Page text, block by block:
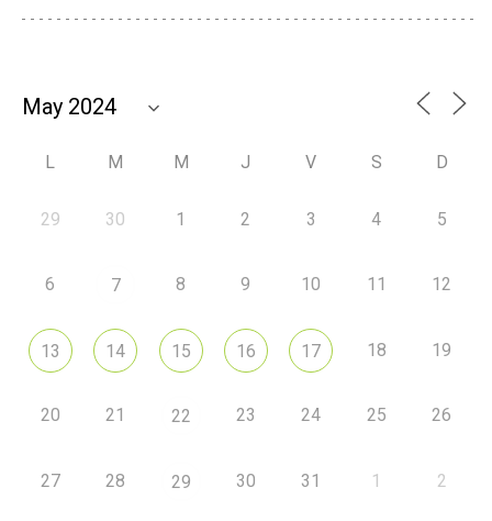
L M M J V S D
29 30 1 2 3 4 5
6 7 8 9 10 11 12
13 14 15 16 17 18 19
20 21 22 23 24 25 26
27 28 29 30 31 1 2